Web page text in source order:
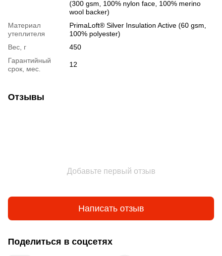
(300 gsm, 100% nylon face, 100% merino
wool backer)
Материал
утеплителя
PrimaLoft® Silver Insulation Active (60 gsm,
100% polyester)
Вес, г
450
Гарантийный
срок, мес.
12
Отзывы
Добавьте первый отзыв
Написать отзыв
Поделиться в соцсетях